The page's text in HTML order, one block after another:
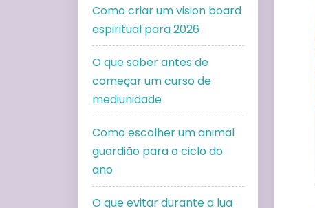
Como criar um vision board
espiritual para 2026
O que saber antes de
começar um curso de
mediunidade
Como escolher um animal
guardião para o ciclo do
ano
O que evitar durante a lua